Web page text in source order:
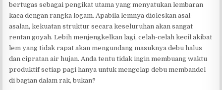
bertugas sebagai pengikat utama yang menyatukan lembaran
kaca dengan rangka logam. Apabila lemnya dioleskan asal-
asalan, kekuatan struktur secara keseluruhan akan sangat
rentan goyah. Lebih menjengkelkan lagi, celah-celah kecil akibat
lem yang tidak rapat akan mengundang masuknya debu halus
dan cipratan air hujan. Anda tentu tidak ingin membuang waktu
produktif setiap pagi hanya untuk mengelap debu membandel
di bagian dalam rak, bukan?